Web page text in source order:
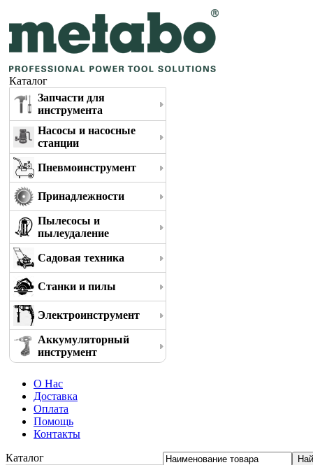
Каталог
Запчасти для
инструмента
Насосы и насосные
станции
Пневмоинструмент
Принадлежности
Пылесосы и
пылеудаление
Садовая техника
Станки и пилы
Электроинструмент
Аккумуляторный
инструмент
О Нас
Доставка
Оплата
Помощь
Контакты
Каталог